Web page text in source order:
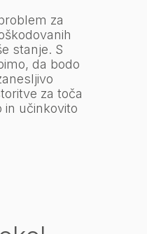
za
stanje. S
da bodo
za toča
in učinkovito